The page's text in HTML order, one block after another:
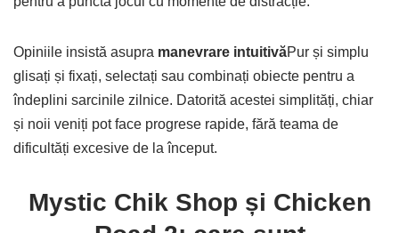
Opiniile insistă asupra manevrare intuitivăPur și simplu
glisați și fixați, selectați sau combinați obiecte pentru a
îndeplini sarcinile zilnice. Datorită acestei simplități, chiar
și noii veniți pot face progrese rapide, fără teama de
dificultăți excesive de la început.
Mystic Chik Shop și Chicken